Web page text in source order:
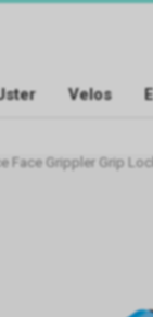
Velos
Face Grippler Grip